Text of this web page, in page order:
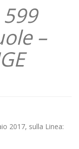
–
2017, sulla Linea: